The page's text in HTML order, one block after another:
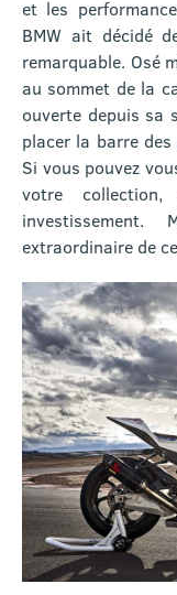
et les
BMW ait décidé
remarquable. Osé
au sommet de la
ouverte depuis sa
placer la barre
Si vous pouvez
votre
extraordinaire de